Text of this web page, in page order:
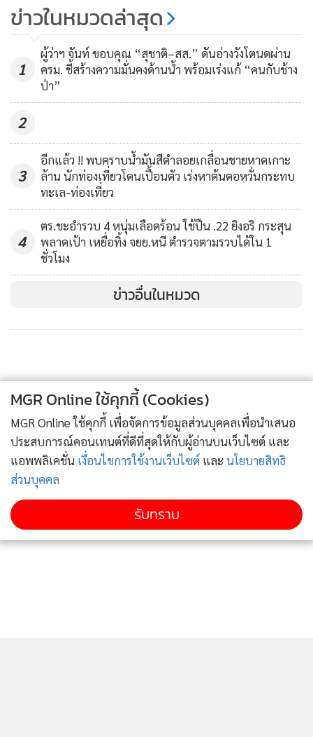
46
ชัยนาทจันทร์นี้
ข่าวในหมวดล่าสุด
1
ผู้ว่าฯ จันท์ ขอบคุณ “สุชาติ–สส.” ดันอ่างวังโตนดผ่าน
ครม. ชี้สร้างความมั่นคงด้านน้ำ พร้อมเร่งแก้ “คนกับช้าง
ป่า”
2
3
อีกแล้ว !! พบคราบน้ำมันสีดำลอยเกลื่อนชายหาดเกาะ
ล้าน นักท่องเที่ยวโดนเปื้อนตัว เร่งหาต้นตอหวั่นกระทบ
ทะเล-ท่องเที่ยว
4
ตร.ชะอำรวบ 4 หนุ่มเลือดร้อน ใช้ปืน .22 ยิงอริ กระสุน
พลาดเป้า เหยื่อทิ้ง จยย.หนี ตำรวจตามรวบได้ใน 1
ชั่วโมง
ข่าวอื่นในหมวด
MGR Online ใช้คุกกี้ (Cookies)
MGR Online ใช้คุกกี้ เพื่อจัดการข้อมูลส่วนบุคคลเพื่อนำเสนอ
ประสบการณ์คอนเทนต์ที่ดีที่สุดให้กับผู้อ่านบนเว็บไซต์ และ
แอพพลิเคชั่น เงื่อนไขการใช้งานเว็บไซต์ และ นโยบายสิทธิ
ส่วนบุคคล
รับทราบ